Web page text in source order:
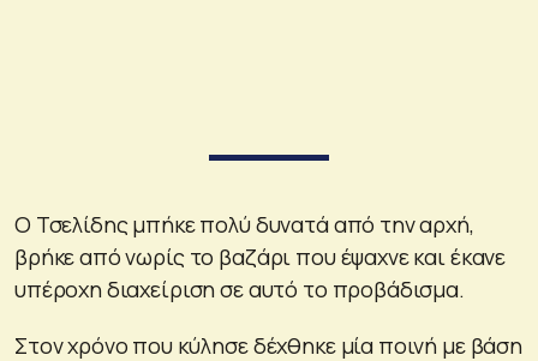
Ο Τσελίδης μπήκε πολύ δυνατά από την αρχή,
βρήκε από νωρίς το βαζάρι που έψαχνε και έκανε
υπέροχη διαχείριση σε αυτό το προβάδισμα.
Στον χρόνο που κύλησε δέχθηκε μία ποινή με βάση